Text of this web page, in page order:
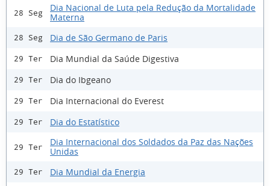
28 Seg
Dia Nacional de Luta pela Redução da Mortalidade
Materna
28 Seg Dia de São Germano de Paris
29 Ter Dia Mundial da Saúde Digestiva
29 Ter Dia do Ibgeano
29 Ter Dia Internacional do Everest
29 Ter Dia do Estatístico
29 Ter
Dia Internacional dos Soldados da Paz das Nações
Unidas
29 Ter Dia Mundial da Energia